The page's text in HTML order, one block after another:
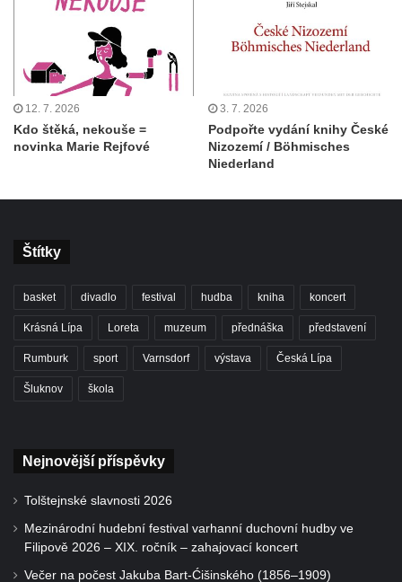
12. 7. 2026
Kdo štěká, nekouše =
novinka Marie Rejfové
3. 7. 2026
Podpořte vydání knihy České
Nizozemí / Böhmisches
Niederland
Štítky
basket divadlo festival hudba kniha koncert
Krásná Lípa Loreta muzeum přednáška představení
Rumburk sport Varnsdorf výstava Česká Lípa
Šluknov škola
Nejnovější příspěvky
Tolštejnské slavnosti 2026
Mezinárodní hudební festival varhanní duchovní hudby ve
Filipově 2026 – XIX. ročník – zahajovací koncert
Večer na počest Jakuba Bart-Ćišinského (1856–1909)